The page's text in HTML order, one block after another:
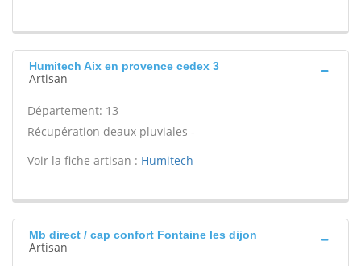
Humitech Aix en provence cedex 3
Artisan
Département: 13
Récupération deaux pluviales -
Voir la fiche artisan : Humitech
Mb direct / cap confort Fontaine les dijon
Artisan